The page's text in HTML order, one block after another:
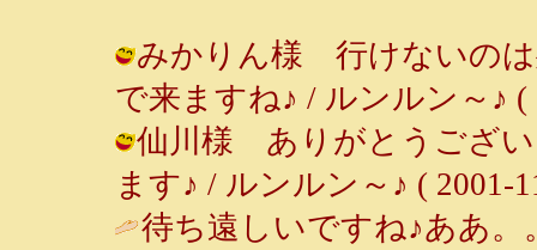
みかりん様 行けないのは
で来ますね♪ / ルンルン～♪ (
仙川様 ありがとうござい
ます♪ / ルンルン～♪ ( 2001-
待ち遠しいですね♪ああ